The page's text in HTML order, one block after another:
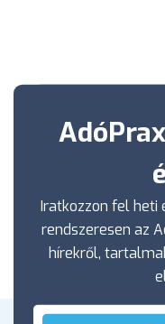
Iratkozzon fel heti
rendszeresen az
hírekről,